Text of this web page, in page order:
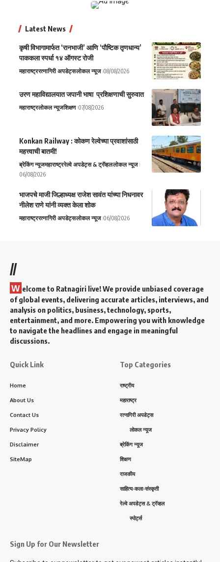
Latest News
कृषी विभागामार्फत ‘रानभाजी’ आणि ‘पौष्टिक तृणधान्य’
पाककला स्पर्धा १४ ऑगस्ट रोजी
महाराष्ट्ररत्नागिरी अपडेट्सलोकल न्यूज 08/08/2026
उरण महाविद्यालयात जपानी भाषा प्रशिक्षणाची सुरुवात
महाराष्ट्रलोकल न्यूजशिक्षण 07/08/2026
Konkan Railway : कोकण रेल्वेच्या प्रवाशांसाठी
महत्त्वाची बातमी!
ब्रेकिंग न्यूजमहाराष्ट्ररेल्वे अपडेट्स & ट्रॅव्हललोकल न्यूज
06/08/2026
भाजपचे माजी जिल्हाध्यक्ष राजेश सावंत यांच्या निधनावर
नीलेश राणे यांनी व्यक्त केला शोक
महाराष्ट्ररत्नागिरी अपडेट्सलोकल न्यूज 06/08/2026
//
W elcome to Ratnagiri live! We provide unbiased coverage
of global events, delivering accurate articles, interviews, and
analysis on politics, business, technology, sports,
entertainment, and more. Empowering you with knowledge
to navigate the headlines and engage in meaningful
discussions.
Quick Link
Home
About Us
Contact Us
Privacy Policy
Disclaimer
SiteMap
Top Categories
राष्ट्रीय
महाराष्ट्र
रत्नागिरी अपडेट्स
लोकल न्यूज
ब्रेकिंग न्यूज
शिक्षण
राजकीय
साहित्य-कला-संस्कृती
रेल्वे अपडेट्स & ट्रॅव्हल
स्पोर्ट्स
Sign Up for Our Newsletter